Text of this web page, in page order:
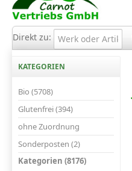
Direkt zu:
KATEGORIEN
Bio (5708)
Glutenfrei (394)
ohne Zuordnung
Sonderposten (2)
Kategorien (8176)